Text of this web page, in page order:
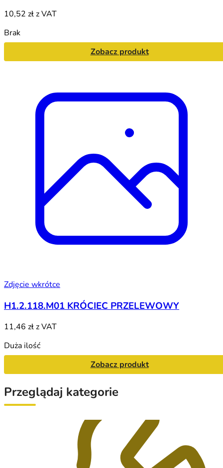
10,52 złz VAT
Brak
Zobacz produkt
Zdjęcie wkrótce
H1.2.118.M01 KRÓCIEC PRZELEWOWY
11,46 złz VAT
Duża ilość
Zobacz produkt
Przeglądaj kategorie